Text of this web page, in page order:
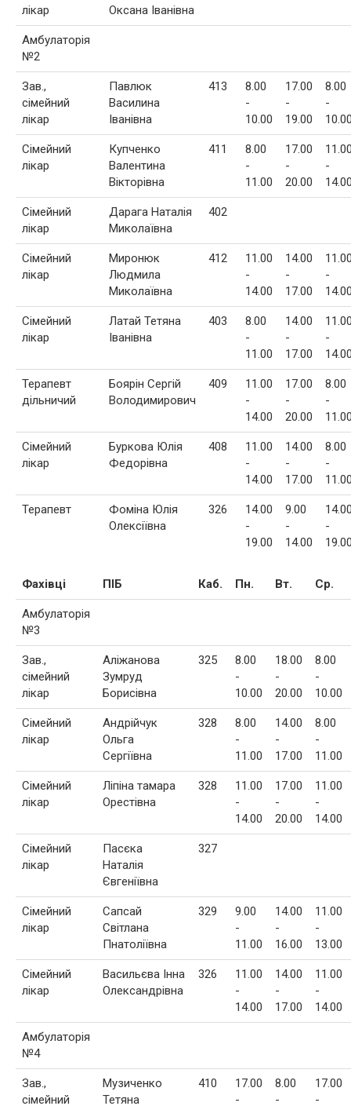
лікар
Оксана Іванівна
Амбулаторія
№2
Зав.,
сімейний
лікар
Павлюк
Василина
Іванівна
413
8.00
-
10.00
17.00
-
19.00
8.00
-
Сімейний
лікар
Купченко
Валентина
Вікторівна
411
8.00
-
11.00
17.00
-
20.00
-
Сімейний
лікар
Дарага Наталія
Миколаївна
402
Сімейний
лікар
Миронюк
Людмила
Миколаївна
412
11.00
-
14.00
14.00
-
17.00
-
Сімейний
лікар
Латай Тетяна
Іванівна
403
8.00
-
11.00
14.00
-
17.00
-
Терапевт
дільничий
Боярін Сергій
Володимирович
409
11.00
-
14.00
17.00
-
20.00
8.00
-
Сімейний
лікар
Буркова Юлія
Федорівна
408
11.00
-
14.00
14.00
-
17.00
8.00
-
Терапевт
Фоміна Юлія
Олексіївна
326
14.00
-
19.00
9.00
-
14.00
-
Фахівці ПІБ Каб. Пн. Вт. Ср.
Амбулаторія
№3
Зав.,
сімейний
лікар
Аліжанова
Зумруд
Борисівна
325
8.00
-
10.00
18.00
-
20.00
8.00
-
10.00
Сімейний
лікар
Андрійчук
Ольга
Сергіївна
328
8.00
-
11.00
14.00
-
17.00
8.00
-
11.00
Сімейний
лікар
Ліпіна тамара
Орестівна
328
11.00
-
14.00
17.00
-
20.00
11.00
-
14.00
Сімейний
лікар
Пасєка
Наталія
Євгеніївна
327
Сімейний
лікар
Сапсай
Світлана
Пнатоліївна
329
9.00
-
11.00
14.00
-
16.00
11.00
-
13.00
Сімейний
лікар
Васильєва Інна
Олександрівна
326
11.00
-
14.00
14.00
-
17.00
11.00
-
14.00
Амбулаторія
№4
Зав.,
сімейний
Музиченко
Тетяна
410
17.00
-
8.00
-
17.00
-